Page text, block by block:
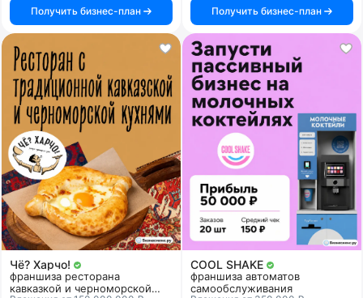
Получить бизнес-план Получить бизнес-план
Чё? Харчо!
франшиза ресторана
кавказкой и черноморской
COOL SHAKE
франшиза автоматов
самообслуживания